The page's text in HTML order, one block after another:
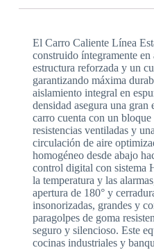
El Carro Caliente Línea
construido íntegramente
estructura reforzada y un
garantizando máxima
aislamiento integral en
densidad asegura una
carro cuenta con un
resistencias ventiladas y
circulación de aire
homogéneo desde abajo
control digital con sistema
la temperatura y las
apertura de 180° y
insonorizadas, grandes y
paragolpes de goma
seguro y silencioso. Este
cocinas industriales y